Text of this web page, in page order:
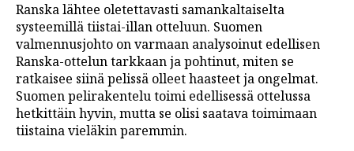
Ranska lähtee oletettavasti samankaltaiselta
systeemillä tiistai-illan otteluun. Suomen
valmennusjohto on varmaan analysoinut edellisen
Ranska-ottelun tarkkaan ja pohtinut, miten se
ratkaisee siinä pelissä olleet haasteet ja ongelmat.
Suomen pelirakentelu toimi edellisessä ottelussa
hetkittäin hyvin, mutta se olisi saatava toimimaan
tiistaina vieläkin paremmin.